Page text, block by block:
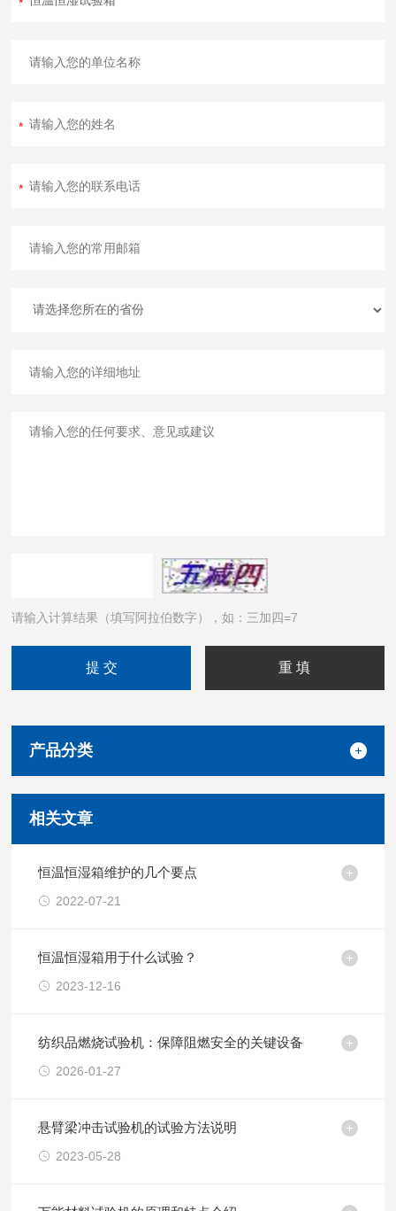
请输入计算结果（填写阿拉伯数字），如：三加四=7
产品分类
相关文章
恒温恒湿箱维护的几个要点
2022-07-21
恒温恒湿箱用于什么试验？
2023-12-16
纺织品燃烧试验机：保障阻燃安全的关键设备
2026-01-27
悬臂梁冲击试验机的试验方法说明
2023-05-28